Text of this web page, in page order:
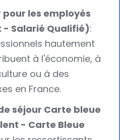
pour les employés
Salarié Qualifié):
hautement
à l'économie, à
ou à des
en France.
séjour Carte bleue
- Carte Bleue